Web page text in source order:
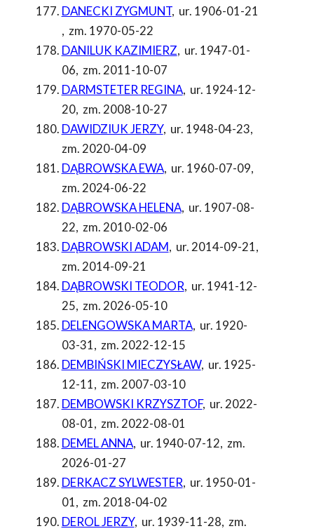
DANECKI ZYGMUNT, ur. 1906-01-21
, zm. 1970-05-22
DANILUK KAZIMIERZ, ur. 1947-01-
06, zm. 2011-10-07
DARMSTETER REGINA, ur. 1924-12-
20, zm. 2008-10-27
DAWIDZIUK JERZY, ur. 1948-04-23,
zm. 2020-04-09
DĄBROWSKA EWA, ur. 1960-07-09,
zm. 2024-06-22
DĄBROWSKA HELENA, ur. 1907-08-
22, zm. 2010-02-06
DĄBROWSKI ADAM, ur. 2014-09-21,
zm. 2014-09-21
DĄBROWSKI TEODOR, ur. 1941-12-
25, zm. 2026-05-10
DELENGOWSKA MARTA, ur. 1920-
03-31, zm. 2022-12-15
DEMBIŃSKI MIECZYSŁAW, ur. 1925-
12-11, zm. 2007-03-10
DEMBOWSKI KRZYSZTOF, ur. 2022-
08-01, zm. 2022-08-01
DEMEL ANNA, ur. 1940-07-12, zm.
2026-01-27
DERKACZ SYLWESTER, ur. 1950-01-
01, zm. 2018-04-02
DEROL JERZY, ur. 1939-11-28, zm.